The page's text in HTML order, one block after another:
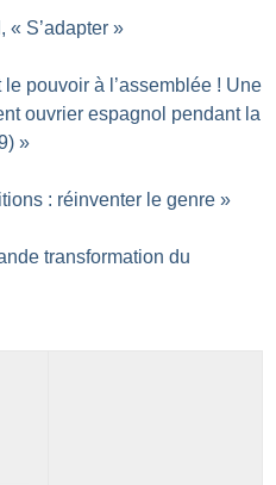
« S’adapter »
le pouvoir à l’assemblée ! Une
ouvrier espagnol pendant la
»
: réinventer le genre »
transformation du